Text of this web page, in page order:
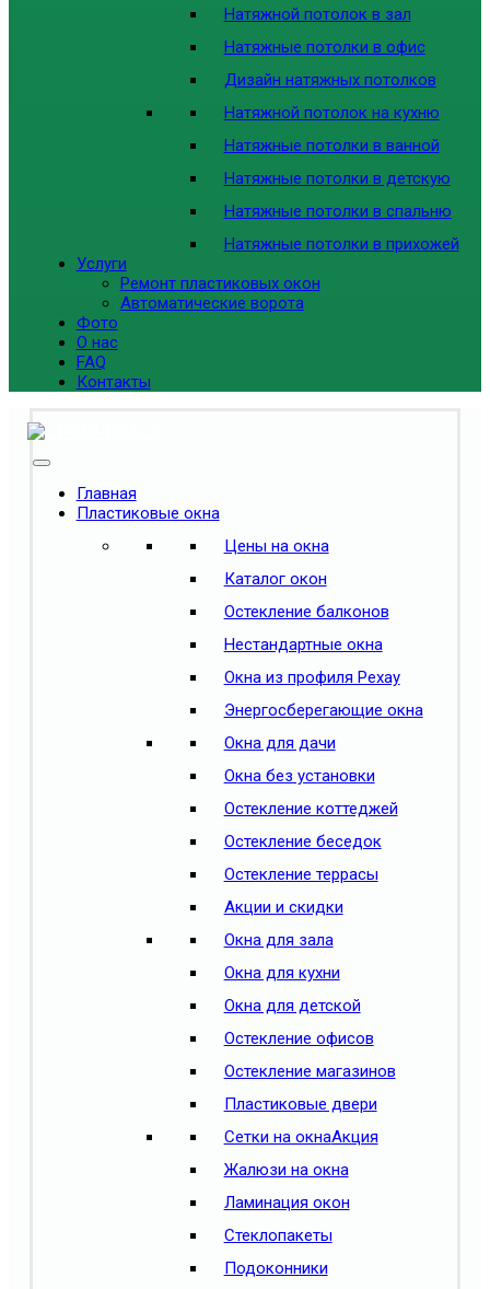
Натяжной потолок в зал
Натяжные потолки в офис
Дизайн натяжных потолков
Натяжной потолок на кухню
Натяжные потолки в ванной
Натяжные потолки в детскую
Натяжные потолки в спальню
Натяжные потолки в прихожей
Услуги
Ремонт пластиковых окон
Автоматические ворота
Фото
О нас
FAQ
Контакты
Главная
Пластиковые окна
Цены на окна
Каталог окон
Остекление балконов
Нестандартные окна
Окна из профиля Рехау
Энергосберегающие окна
Окна для дачи
Окна без установки
Остекление коттеджей
Остекление беседок
Остекление террасы
Акции и скидки
Окна для зала
Окна для кухни
Окна для детской
Остекление офисов
Остекление магазинов
Пластиковые двери
Сетки на окнаАкция
Жалюзи на окна
Ламинация окон
Стеклопакеты
Подоконники